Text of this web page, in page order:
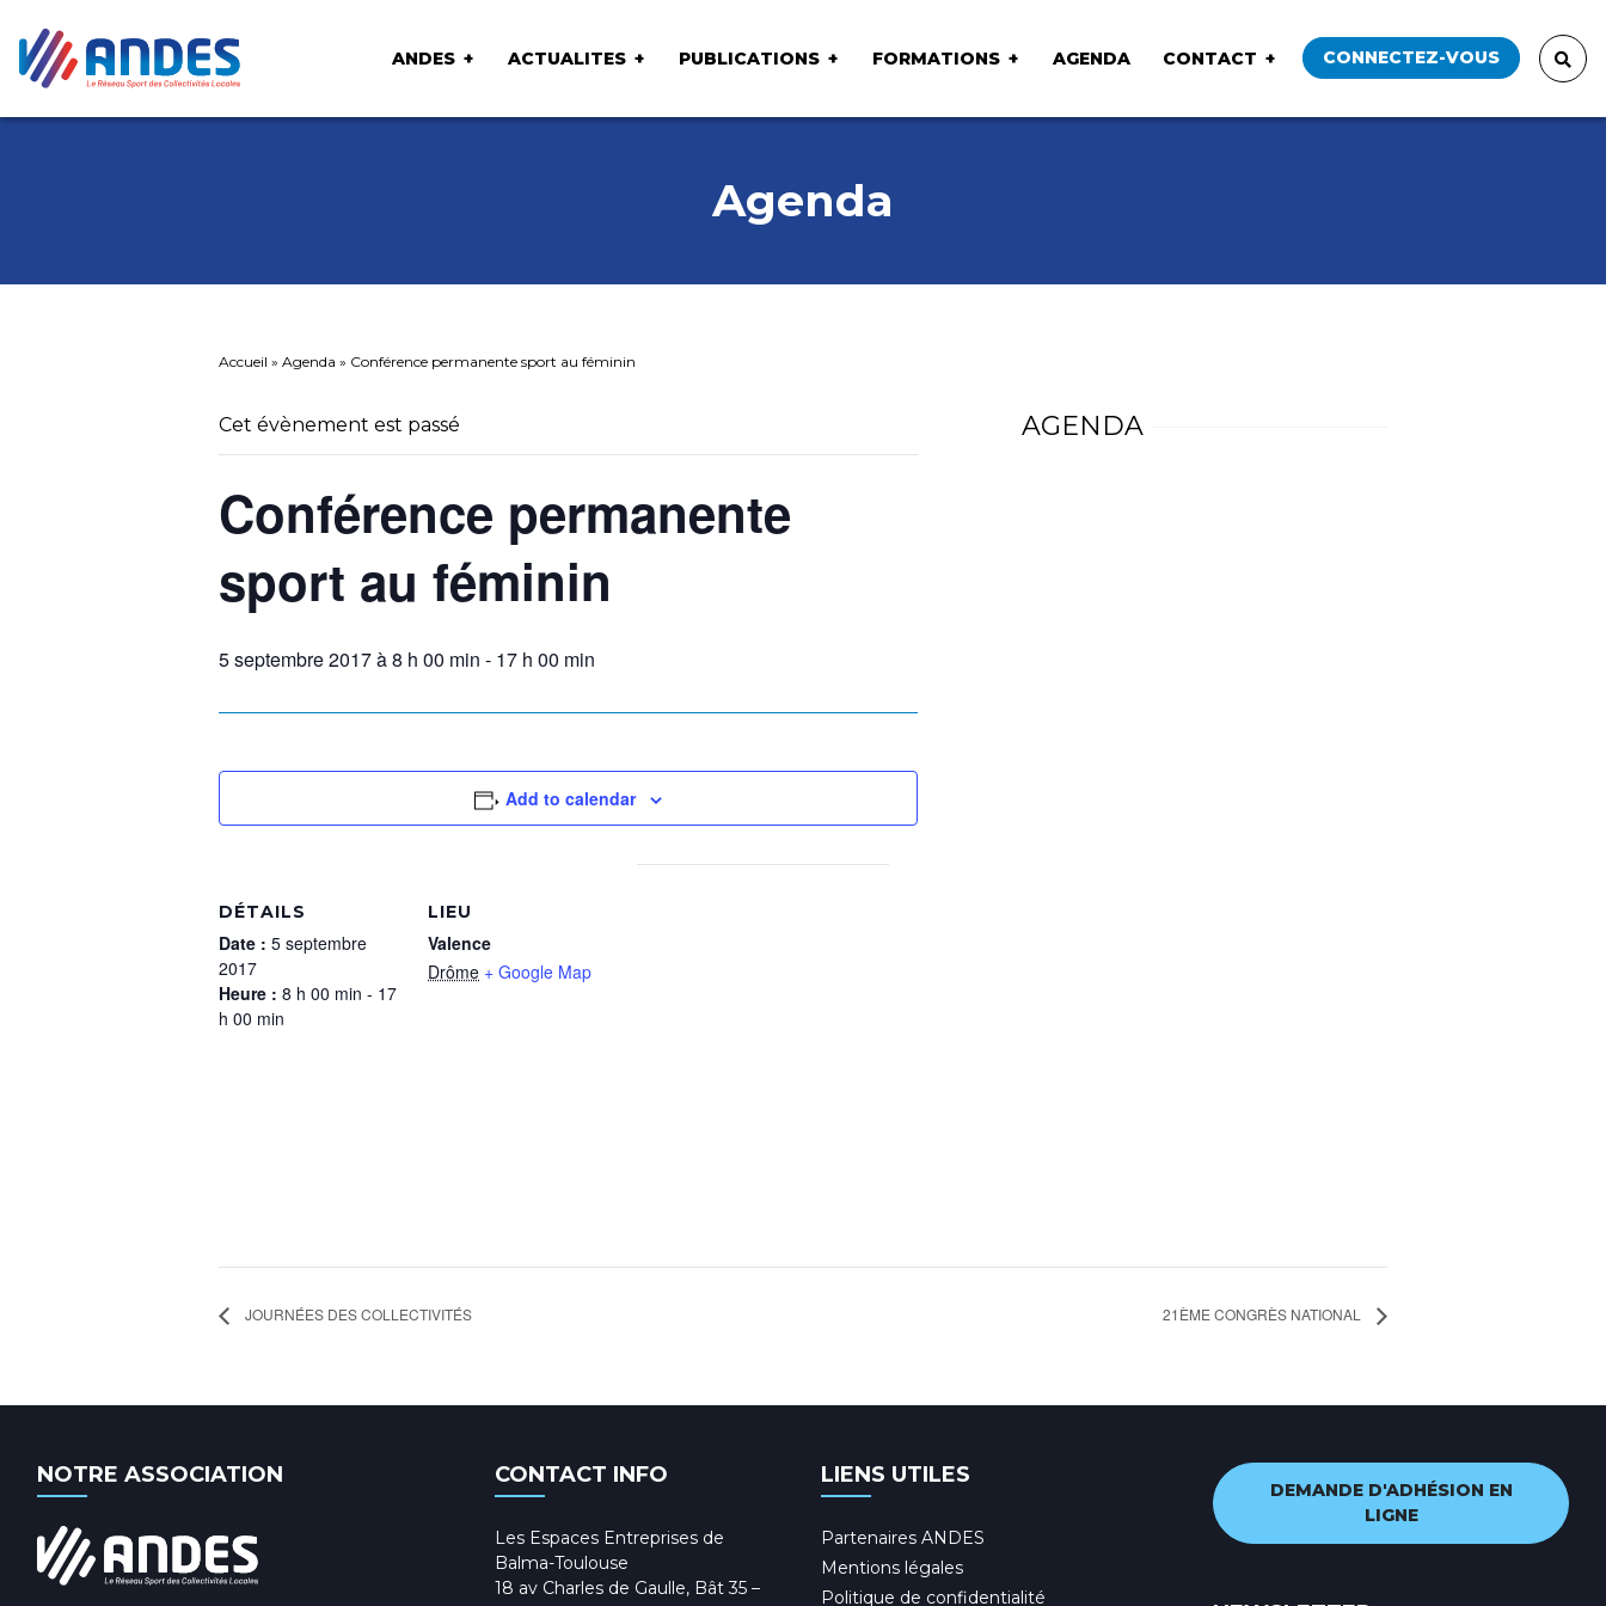
ANDES ACTUALITES PUBLICATIONS FORMATIONS AGENDA CONTACT CONNECTEZ-VOUS
Agenda
Accueil » Agenda » Conférence permanente sport au féminin
Cet évènement est passé
Conférence permanente
sport au féminin
5 septembre 2017 à 8 h 00 min - 17 h 00 min
Add to calendar
DÉTAILS
Date : 5 septembre
2017
Heure : 8 h 00 min - 17
h 00 min
LIEU
Valence
Drôme + Google Map
AGENDA
JOURNÉES DES COLLECTIVITÉS 21ÈME CONGRÈS NATIONAL
NOTRE ASSOCIATION CONTACT INFO
Les Espaces Entreprises de
Balma-Toulouse
18 av Charles de Gaulle, Bât 35 –
LIENS UTILES
Partenaires ANDES
Mentions légales
Politique de confidentialité
DEMANDE D'ADHÉSION EN
LIGNE